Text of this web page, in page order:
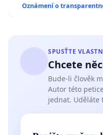
Oznámení o
SPUSŤTE
Chcete
Bude-li člověk
Autor této
jednat. Uděláte